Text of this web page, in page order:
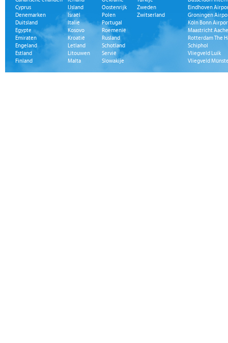
Cyprus
Denemarken
Duitsland
Egypte
Emiraten
Engeland
Estland
Finland
IJsland
Israël
Italië
Kosovo
Kroatië
Letland
Litouwen
Malta
Oostenrijk
Polen
Portugal
Roemenië
Rusland
Schotland
Servië
Slowakije
Zweden
Zwitserland
Eindhoven
Groningen
Köln Bonn
Maastricht
Rotterdam The
Schiphol
Vliegveld Luik
Vliegveld